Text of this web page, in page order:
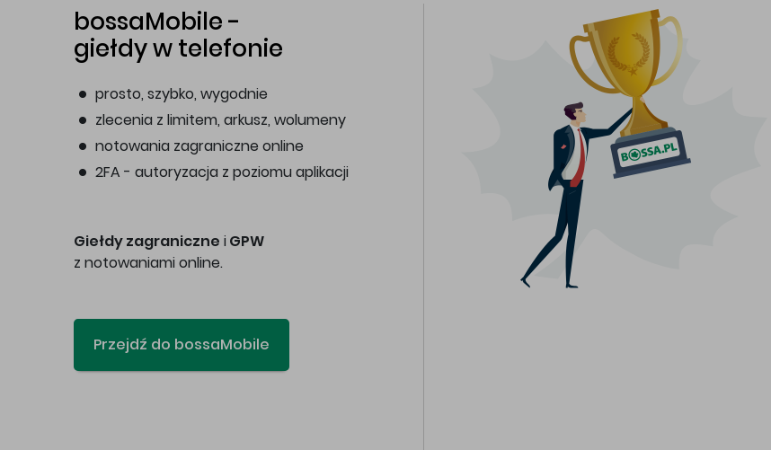
bossaMobile -
giełdy w telefonie
prosto, szybko, wygodnie
zlecenia z limitem, arkusz, wolumeny
notowania zagraniczne online
2FA - autoryzacja z poziomu aplikacji
Giełdy zagraniczne i GPW
z notowaniami online.
Przejdź do bossaMobile